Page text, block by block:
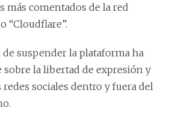
más comentados de la red
“Cloudflare”.
suspender la plataforma ha
sobre la libertad de expresión y
sociales dentro y fuera del